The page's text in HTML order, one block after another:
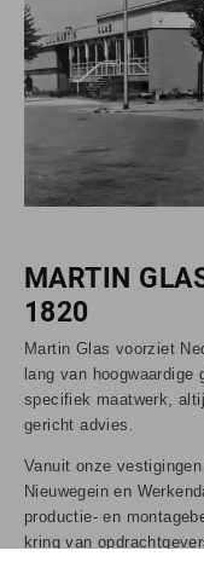
MARTIN
1820
Martin Glas voorziet
lang van
specifiek maatwerk,
gericht advies.
Vanuit onze
Nieuwegein en
productie- en
kring van